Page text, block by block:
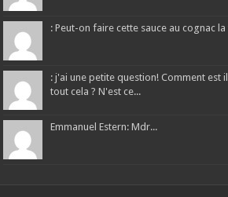
: Peut-on faire cette sauce au cognac la
: j'ai une petite question! Comment est
tout cela ? N'est ce...
Emmanuel Estern: Mdr...